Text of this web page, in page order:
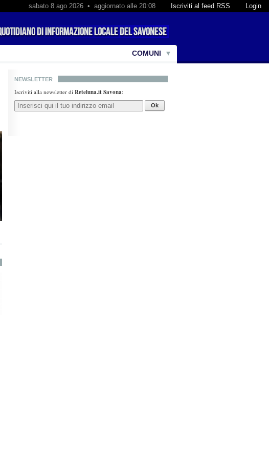
Login
Iscriviti al feed RSS
sabato 8 ago 2026 • aggiornato alle 20:08
COMUNI
NEWSLETTER
Iscriviti alla newsletter di Reteluna.it Savona:
Ok